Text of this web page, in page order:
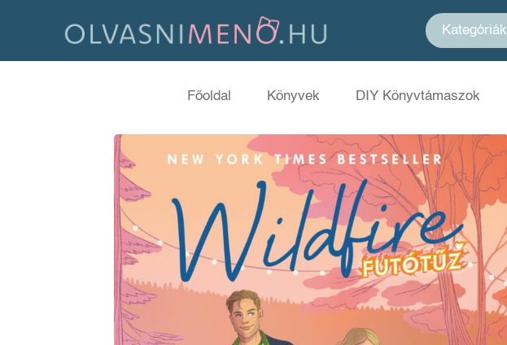
Kategóriák
Főoldal Könyvek DIY Könyvtámaszok